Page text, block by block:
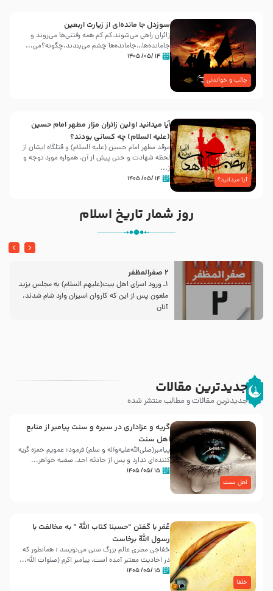
جالب و خواندنی
سوزدل جا مانده‌ای از زیارت اربعین
زائران راهی می‌شوند،کم‌ کم همه رفتنی‌ها می‌روند و
جامانده‌ها…جامانده‌ها چشم می‌بندند.چگونه؟می‌...
۱۴ /۰۵/ ۱۴۰۵
آیا میدانید؟
آیا میدانید اولین زائران مزار مطهر امام حسین
(علیه السلام) چه کسانی بودند؟
مرقد مطهر امام حسین (علیه السلام) و قتلگاه ایشان از
لحظه شهادت و حتی پیش از آن، همواره مورد توجه و
ز...
۱۴ /۰۵/ ۱۴۰۵
روز شمار تاریخ اسلام
2 صفرالمظفر
1ـ ورود اسراى اهل بیت‌(علیهم السلام) به مجلس یزید
ملعون پس از این كه كاروان اسیران وارد شام شدند،
آنان
جدیدترین مقالات
جدیدترین مقالات و مطالب منتشر شده
اهل سنت
گریه و عزاداری در سیره و سنت پیامبر از منابع
اهل سنت
پیامبر(صلی‌الله‌علیه‌وآله و سلم) فرمود: عمویم حمزه گریه
کننده‌ای ندارد و پس از حادثه احد، صفیه خواهر...
۱۵ /۰۵/ ۱۴۰۵
خلفا
عُمَر با گفتن “حسبنا كتاب اللّه ” به مخالفت با
رسول اللّه برخاست
خفاجی مصری عالم بزرگ سنی می‌نویسد : همانطور که
در احادیث معتبر آمده است، پیامبر اکرم (صلوات اللّه...
۱۵ /۰۵/ ۱۴۰۵